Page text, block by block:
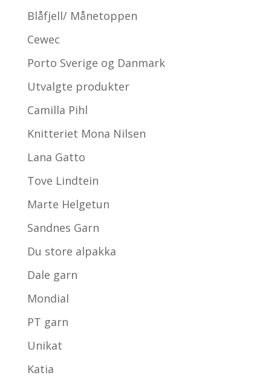
Blåfjell/ Månetoppen
Cewec
Porto Sverige og Danmark
Utvalgte produkter
Camilla Pihl
Knitteriet Mona Nilsen
Lana Gatto
Tove Lindtein
Marte Helgetun
Sandnes Garn
Du store alpakka
Dale garn
Mondial
PT garn
Unikat
Katia